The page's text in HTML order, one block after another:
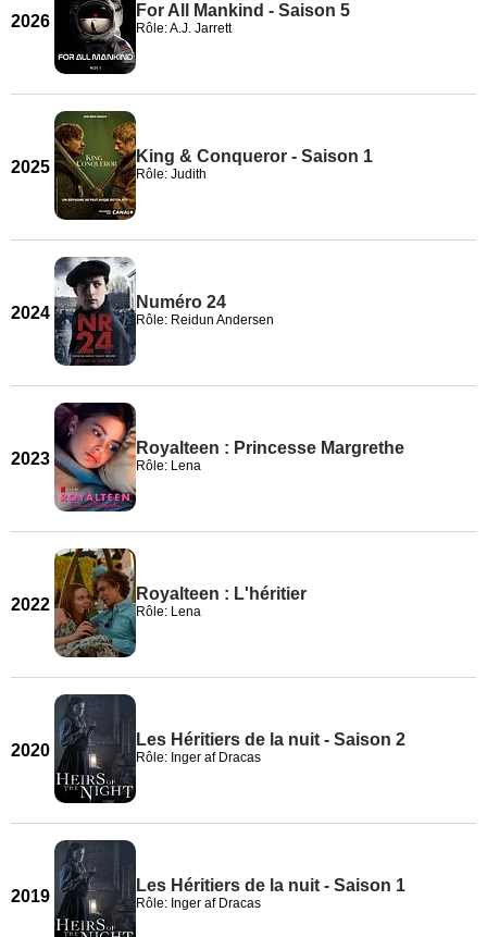
2026
For All Mankind - Saison 5
Rôle: A.J. Jarrett
2025
King & Conqueror - Saison 1
Rôle: Judith
2024
Numéro 24
Rôle: Reidun Andersen
2023
Royalteen : Princesse Margrethe
Rôle: Lena
2022
Royalteen : L'héritier
Rôle: Lena
2020
Les Héritiers de la nuit - Saison 2
Rôle: Inger af Dracas
2019
Les Héritiers de la nuit - Saison 1
Rôle: Inger af Dracas